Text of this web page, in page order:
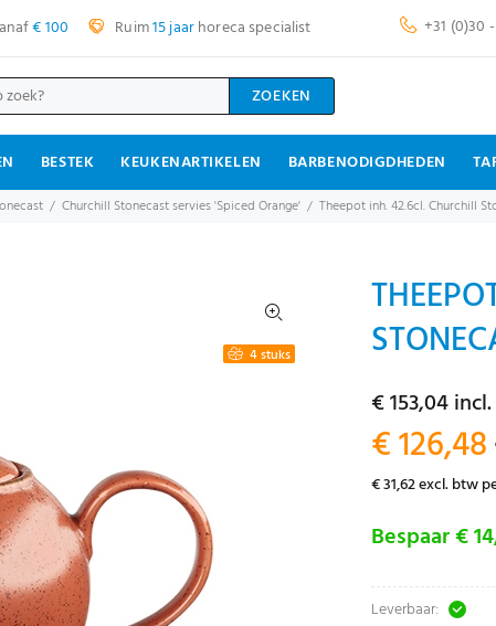
€ 100 Ruim15 jaarhoreca specialist +31 (0)30
ZOEKEN
BESTEK KEUKENARTIKELEN BARBENODIGDHEDEN
Churchill Stonecast servies 'Spiced Orange' Theepot inh. 42.6cl. Churchill
4 stuks
€ 153,04
€ 126,48
€ 31,62 excl. btw
Bespaar €
Leverbaar: